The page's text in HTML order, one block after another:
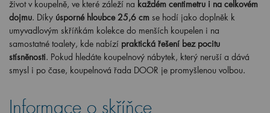
život v koupelně, ve které záleží na každém centimetru i na celkovém
dojmu. Díky úsporné hloubce 25,6 cm se hodí jako doplněk k
umyvadlovým skříňkám kolekce do menších koupelen i na
samostatné toalety, kde nabízí praktická řešení bez pocitu
stísněnosti. Pokud hledáte koupelnový nábytek, který neruší a dává
smysl i po čase, koupelnová řada DOOR je promyšlenou volbou.
Informace o skříňce